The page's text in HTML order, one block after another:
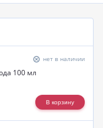
нет в наличии
100 мл